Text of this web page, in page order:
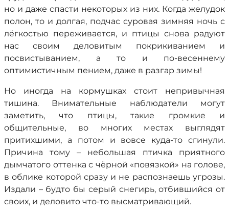
но и даже спасти некоторых из них. Когда желудок
полон, то и долгая, подчас суровая зимняя ночь с
лёгкостью переживается, и птицы снова радуют
нас своим деловитым покрикиванием и
посвистыванием, а то и по-весеннему
оптимистичным пением, даже в разгар зимы!
Но иногда на кормушках стоит непривычная
тишина. Внимательные наблюдатели могут
заметить, что птицы, такие громкие и
общительные, во многих местах выглядят
притихшими, а потом и вовсе куда-то сгинули.
Причина тому – небольшая птичка приятного
дымчатого оттенка с чёрной «повязкой» на голове,
в облике которой сразу и не распознаешь угрозы.
Издали – будто бы серый снегирь, отбившийся от
своих, и деловито что-то высматривающий.